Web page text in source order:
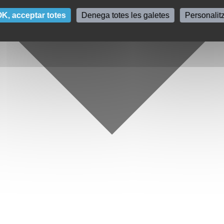
acceptar totes Denega totes les galetes